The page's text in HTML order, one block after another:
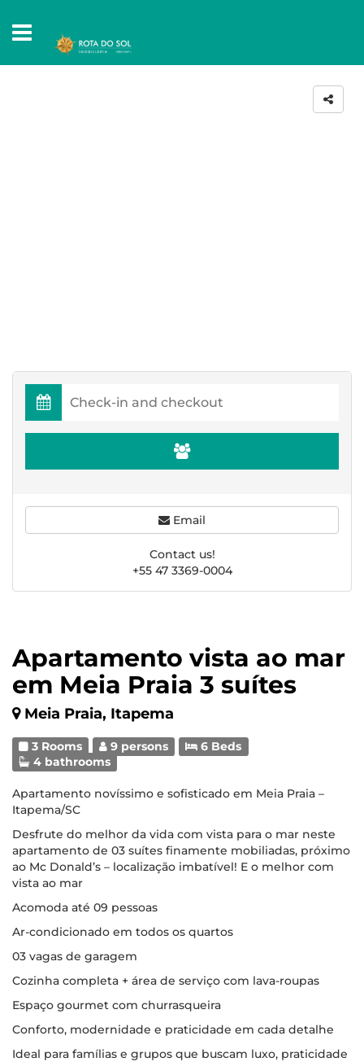
Apartamento vista ao mar
em Meia Praia 3 suítes
Meia Praia, Itapema
3 Rooms 9 persons
6 Beds
4 bathrooms
Apartamento novíssimo e sofisticado em Meia Praia –
Itapema/SC
Desfrute do melhor da vida com vista para o mar neste
apartamento de 03 suítes finamente mobiliadas, próximo
ao Mc Donald’s – localização imbatível! E o melhor com
vista ao mar
Acomoda até 09 pessoas
Ar-condicionado em todos os quartos
03 vagas de garagem
Cozinha completa + área de serviço com lava-roupas
Espaço gourmet com churrasqueira
Conforto, modernidade e praticidade em cada detalhe
Ideal para famílias e grupos que buscam luxo, praticidade
Email
Contact us!
+55 47 3369-0004